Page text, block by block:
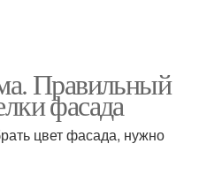
Правильный
фасада
цвет фасада, нужно